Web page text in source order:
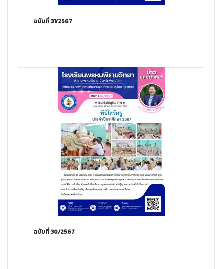
ฉบับที่ 31/2567
ฉบับที่ 30/2567